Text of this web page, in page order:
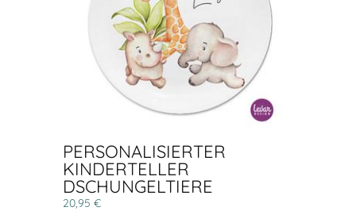
PERSONALISIERTER
KINDERTELLER
DSCHUNGELTIERE
20,95 €